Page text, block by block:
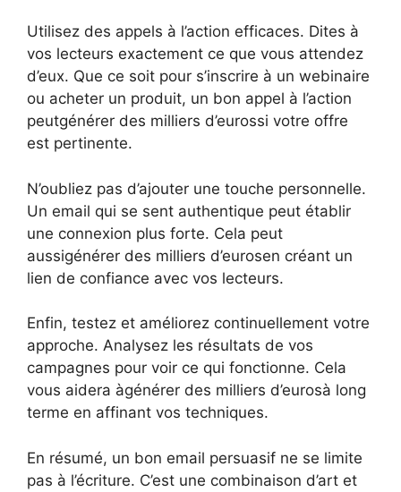
Utilisez des appels à l’action efficaces. Dites à
vos lecteurs exactement ce que vous attendez
d’eux. Que ce soit pour s’inscrire à un webinaire
ou acheter un produit, un bon appel à l’action
peutgénérer des milliers d’eurossi votre offre
est pertinente.
N’oubliez pas d’ajouter une touche personnelle.
Un email qui se sent authentique peut établir
une connexion plus forte. Cela peut
aussigénérer des milliers d’eurosen créant un
lien de confiance avec vos lecteurs.
Enfin, testez et améliorez continuellement votre
approche. Analysez les résultats de vos
campagnes pour voir ce qui fonctionne. Cela
vous aidera àgénérer des milliers d’eurosà long
terme en affinant vos techniques.
En résumé, un bon email persuasif ne se limite
pas à l’écriture. C’est une combinaison d’art et